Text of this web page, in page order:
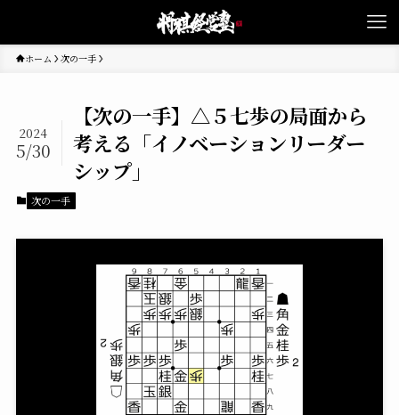
ホーム 次の一手
【次の一手】△５七歩の局面から
考える「イノベーションリーダー
シップ」
2024
5/30
次の一手